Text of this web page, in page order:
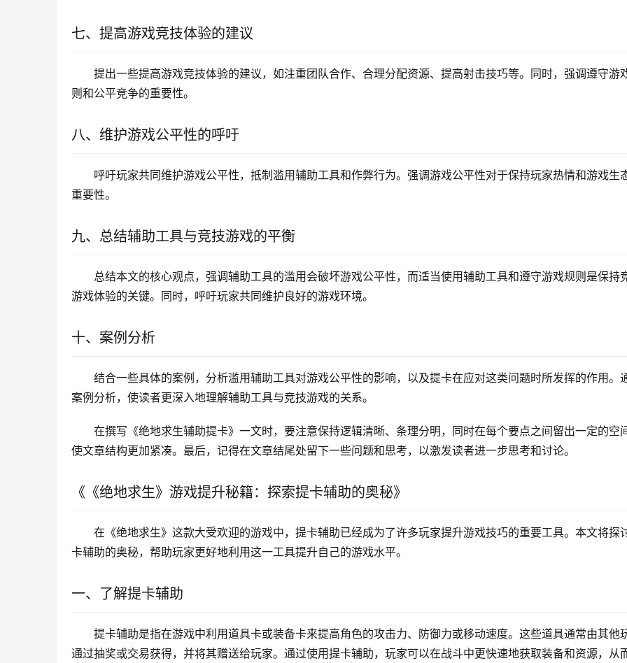
七、提高游戏竞技体验的建议
提出一些提高游戏竞技体验的建议，如注重团队合作、合理分配资源、提高射击技巧等。同时，强调遵守游
则和公平竞争的重要性。
八、维护游戏公平性的呼吁
呼吁玩家共同维护游戏公平性，抵制滥用辅助工具和作弊行为。强调游戏公平性对于保持玩家热情和游戏生
重要性。
九、总结辅助工具与竞技游戏的平衡
总结本文的核心观点，强调辅助工具的滥用会破坏游戏公平性，而适当使用辅助工具和遵守游戏规则是保持
游戏体验的关键。同时，呼吁玩家共同维护良好的游戏环境。
十、案例分析
结合一些具体的案例，分析滥用辅助工具对游戏公平性的影响，以及提卡在应对这类问题时所发挥的作用。
案例分析，使读者更深入地理解辅助工具与竞技游戏的关系。
在撰写《绝地求生辅助提卡》一文时，要注意保持逻辑清晰、条理分明，同时在每个要点之间留出一定的空间
使文章结构更加紧凑。最后，记得在文章结尾处留下一些问题和思考，以激发读者进一步思考和讨论。
《《绝地求生》游戏提升秘籍：探索提卡辅助的奥秘》
在《绝地求生》这款大受欢迎的游戏中，提卡辅助已经成为了许多玩家提升游戏技巧的重要工具。本文将探
卡辅助的奥秘，帮助玩家更好地利用这一工具提升自己的游戏水平。
一、了解提卡辅助
提卡辅助是指在游戏中利用道具卡或装备卡来提高角色的攻击力、防御力或移动速度。这些道具通常由其他
通过抽奖或交易获得，并将其赠送给玩家。通过使用提卡辅助，玩家可以在战斗中更快速地获取装备和资源，从